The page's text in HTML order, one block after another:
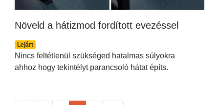
Növeld a hátizmod fordított evezéssel
Lejárt
Nincs feltétlenül szükséged hatalmas súlyokra
ahhoz hogy tekintélyt parancsoló hátat építs.